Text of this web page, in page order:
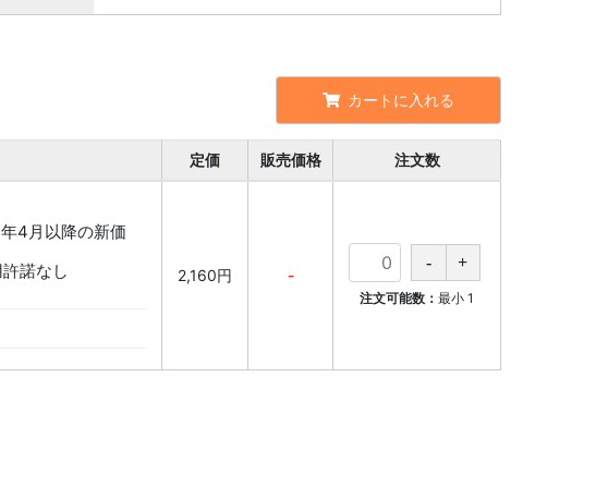
カートに入れる
定価 販売価格 注文数
4月以降の新価
諾なし
2,160円 -
注文可能数： 最小 1